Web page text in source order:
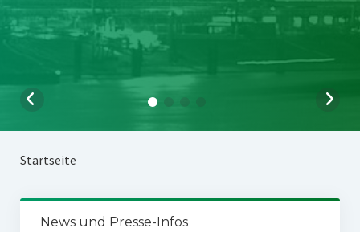
Startseite
News und Presse-Infos